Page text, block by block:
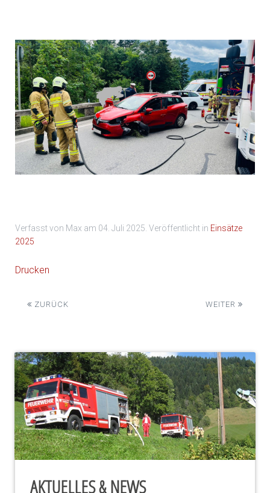
Verfasst von Max am 04. Juli 2025 . Veröffentlicht in Einsätze
2025
Drucken
ZURÜCK WEITER
AKTUELLES & NEWS